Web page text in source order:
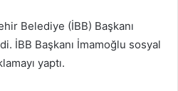
Belediye (İBB) Başkanı
İBB Başkanı İmamoğlu sosyal
yaptı.